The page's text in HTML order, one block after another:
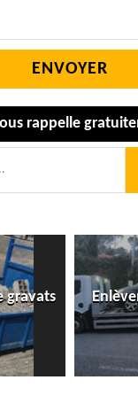
rappelle
gravats